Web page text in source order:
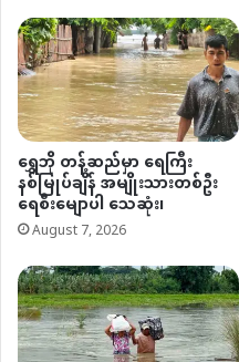
ရွှေဘို တန့်ဆည်မှာ ရေကြီး
နစ်မြုပ်ချိန် အမျိုးသားတစ်ဦး
ရေစီးမျောပါ သေဆုံး၊
August 7, 2026